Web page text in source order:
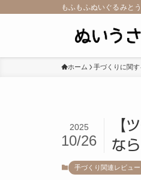
もふもふぬいぐるみと
ホーム 手づくりに関す
【
な
2025
10/26
手づくり関連レビュー